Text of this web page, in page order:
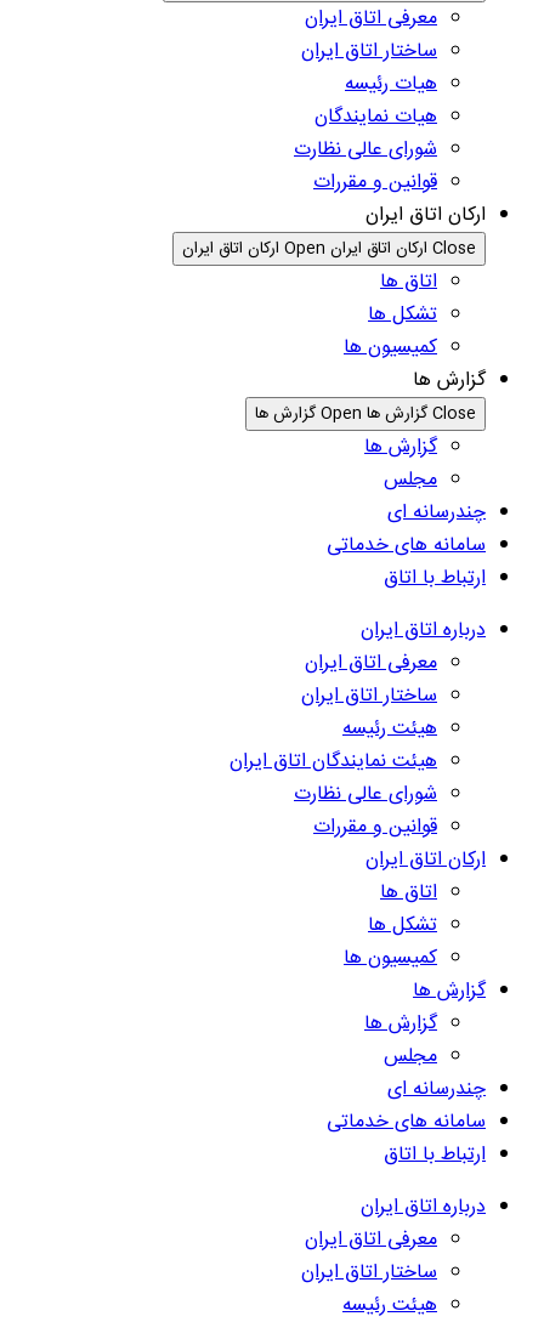
معرفی اتاق ایران
ساختار اتاق ایران
هیات رئیسه
هیات نمایندگان
شورای عالی نظارت
قوانین و مقررات
ارکان اتاق ایران
Close ارکان اتاق ایران Open ارکان اتاق ایران
اتاق ها
تشکل ها
کمیسیون ها
گزارش ها
Close گزارش ها Open گزارش ها
گزارش ها
مجلس
چندرسانه ای
سامانه های خدماتی
ارتباط با اتاق
درباره اتاق ایران
معرفی اتاق ایران
ساختار اتاق ایران
هیئت رئیسه
هیئت نمایندگان اتاق ایران
شورای عالی نظارت
قوانین و مقررات
ارکان اتاق ایران
اتاق ها
تشکل ها
کمیسیون ها
گزارش ها
گزارش ها
مجلس
چندرسانه ای
سامانه های خدماتی
ارتباط با اتاق
درباره اتاق ایران
معرفی اتاق ایران
ساختار اتاق ایران
هیئت رئیسه